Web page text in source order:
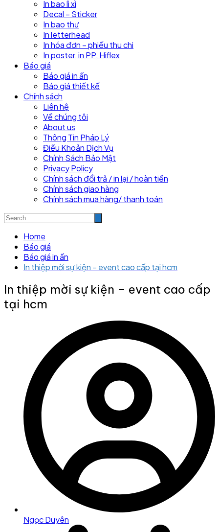
In bao lì xì
Decal – Sticker
In bao thư
In letterhead
In hóa đơn – phiếu thu chi
In poster, in PP, Hiflex
Báo giá
Báo giá in ấn
Báo giá thiết kế
Chính sách
Liên hệ
Về chúng tôi
About us
Thông Tin Pháp Lý
Điều Khoản Dịch Vụ
Chính Sách Bảo Mật
Privacy Policy
Chính sách đổi trả / in lại / hoàn tiền
Chính sách giao hàng
Chính sách mua hàng/ thanh toán
Home
Báo giá
Báo giá in ấn
In thiệp mời sự kiện – event cao cấp tại hcm
In thiệp mời sự kiện – event cao cấp
tại hcm
Ngọc Duyên